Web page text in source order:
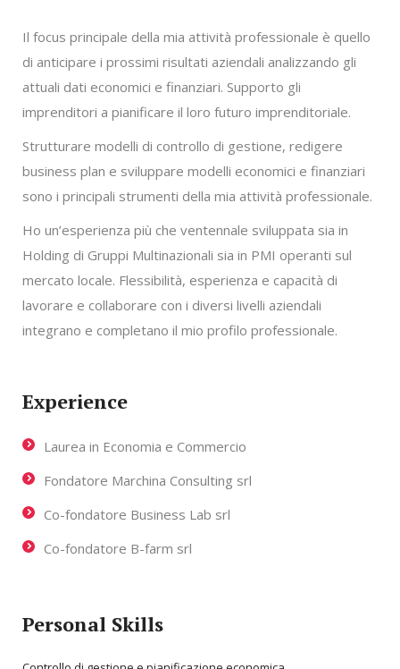
Il focus principale della mia attività professionale è quello
di anticipare i prossimi risultati aziendali analizzando gli
attuali dati economici e finanziari. Supporto gli
imprenditori a pianificare il loro futuro imprenditoriale.
Strutturare modelli di controllo di gestione, redigere
business plan e sviluppare modelli economici e finanziari
sono i principali strumenti della mia attività professionale.
Ho un’esperienza più che ventennale sviluppata sia in
Holding di Gruppi Multinazionali sia in PMI operanti sul
mercato locale. Flessibilità, esperienza e capacità di
lavorare e collaborare con i diversi livelli aziendali
integrano e completano il mio profilo professionale.
Experience
Laurea in Economia e Commercio
Fondatore Marchina Consulting srl
Co-fondatore Business Lab srl
Co-fondatore B-farm srl
Personal Skills